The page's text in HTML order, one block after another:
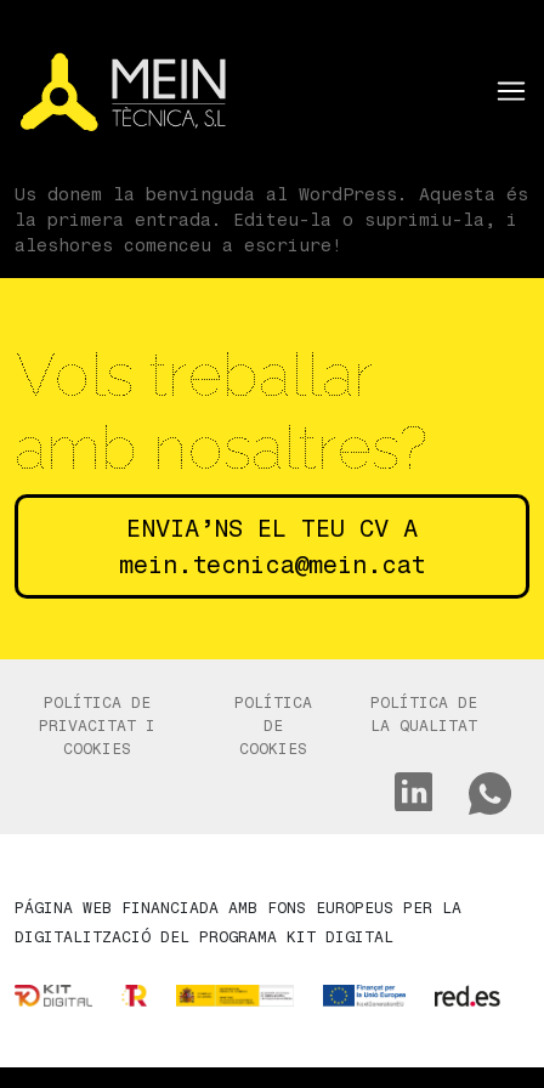
Us donem la benvinguda al WordPress. Aquesta és
la primera entrada. Editeu-la o suprimiu-la, i
aleshores comenceu a escriure!
Vols treballar
amb nosaltres?
ENVIA’NS EL TEU CV A
mein.tecnica@mein.cat
POLÍTICA DE
PRIVACITAT I
COOKIES
POLÍTICA
DE
COOKIES
POLÍTICA DE
LA QUALITAT
PÁGINA WEB FINANCIADA AMB FONS EUROPEUS PER LA
DIGITALITZACIÓ DEL PROGRAMA KIT DIGITAL